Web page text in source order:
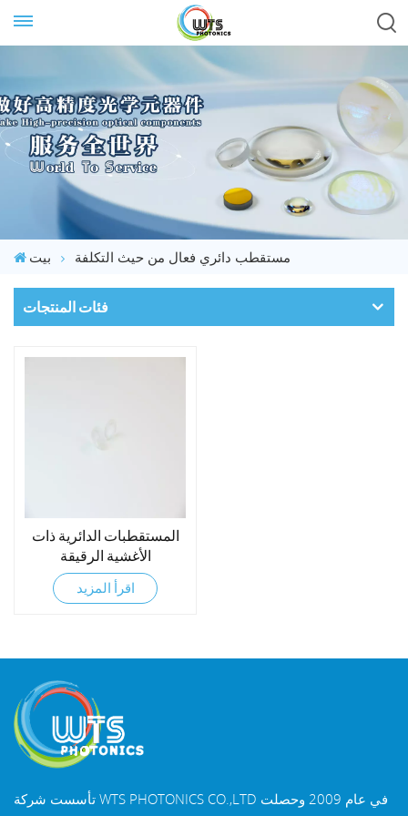
بيت مستقطب دائري فعال من حيث التكلفة
فئات المنتجات
المستقطبات الدائرية ذات
الأغشية الرقيقة
اقرأ المزيد
تأسست شركة WTS PHOTONICS CO.,LTD في عام 2009 وحصلت